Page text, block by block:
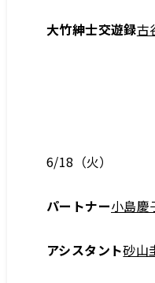
大竹紳士交遊録古
6/18（火）
パートナー小島慶
アシスタント砂山